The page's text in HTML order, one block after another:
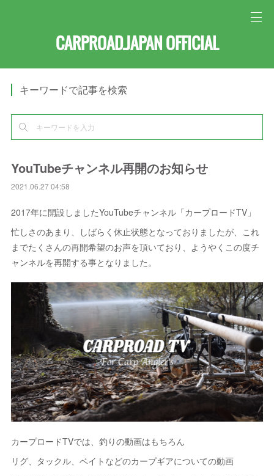
CARPROAD.JAPAN OFFICIAL
キーワードで記事を検索
YouTubeチャンネル再開のお知らせ
2021.06.27 04:58
2017年に開設しましたYouTubeチャンネル「カープロードTV」
忙しさのあまり、しばらく休止状態となっておりましたが、これ
までたくさんの再開希望のお声を頂いており、ようやくこの度チ
ャンネルを再開する事となりました。
カープロードTVでは、釣りの動画はもちろん
リグ、タックル、ベイトなどのカープギアについての動画